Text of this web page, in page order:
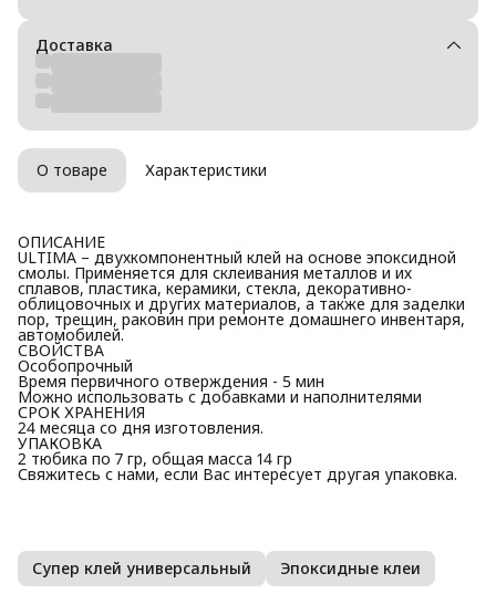
Доставка
О товаре Характеристики
ОПИСАНИЕ
ULTIMA – двухкомпонентный клей на основе эпоксидной
смолы. Применяется для склеивания металлов и их
сплавов, пластика, керамики, стекла, декоративно-
облицовочных и других материалов, а также для заделки
пор, трещин, раковин при ремонте домашнего инвентаря,
автомобилей.
СВОЙСТВА
Особопрочный
Время первичного отверждения - 5 мин
Можно использовать с добавками и наполнителями
СРОК ХРАНЕНИЯ
24 месяца со дня изготовления.
УПАКОВКА
2 тюбика по 7 гр, общая масса 14 гр
Свяжитесь с нами, если Вас интересует другая упаковка.
Супер клей универсальный Эпоксидные клеи